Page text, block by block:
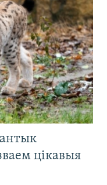
цікавыя